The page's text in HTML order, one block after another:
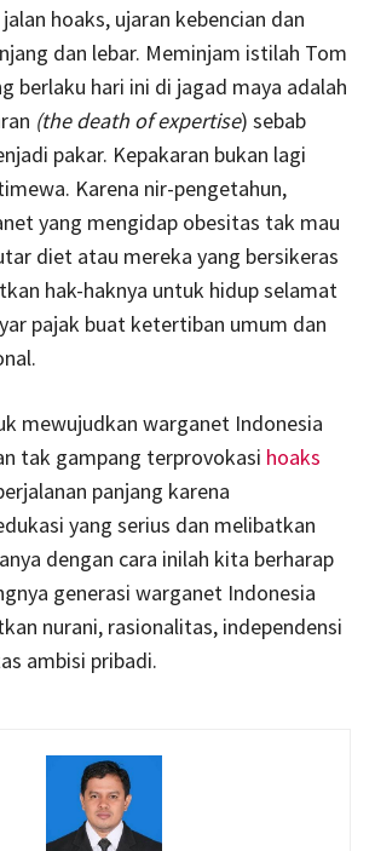
hoaks, ujaran kebencian dan
dan lebar. Meminjam istilah Tom
berlaku hari ini di jagad maya adalah
(the death of expertise) sebab
pakar. Kepakaran bukan lagi
Karena nir-pengetahun,
yang mengidap obesitas tak mau
diet atau mereka yang bersikeras
hak-haknya untuk hidup selamat
pajak buat ketertiban umum dan
mewujudkan warganet Indonesia
tak gampang terprovokasi hoaks
panjang karena
yang serius dan melibatkan
dengan cara inilah kita berharap
generasi warganet Indonesia
nurani, rasionalitas, independensi
ambisi pribadi.